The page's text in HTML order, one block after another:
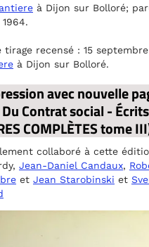
à Dijon sur Bolloré;
recensé : 15
à Dijon sur Bolloré.
avec nouvelle
Contrat social -
COMPLÈTES tome
collaboré à cette
Jean-Daniel Candaux,
et Jean Starobinski et